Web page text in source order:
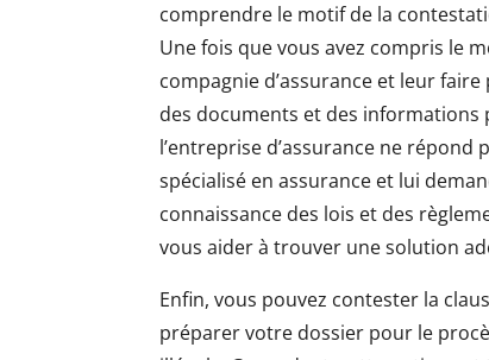
comprendre le motif de la
Une fois que vous avez compris le
compagnie d’assurance et leur
des documents et des
l’entreprise d’assurance ne
spécialisé en assurance et lui
connaissance des lois et des
vous aider à trouver une solution
Enfin, vous pouvez contester la
préparer votre dossier pour le